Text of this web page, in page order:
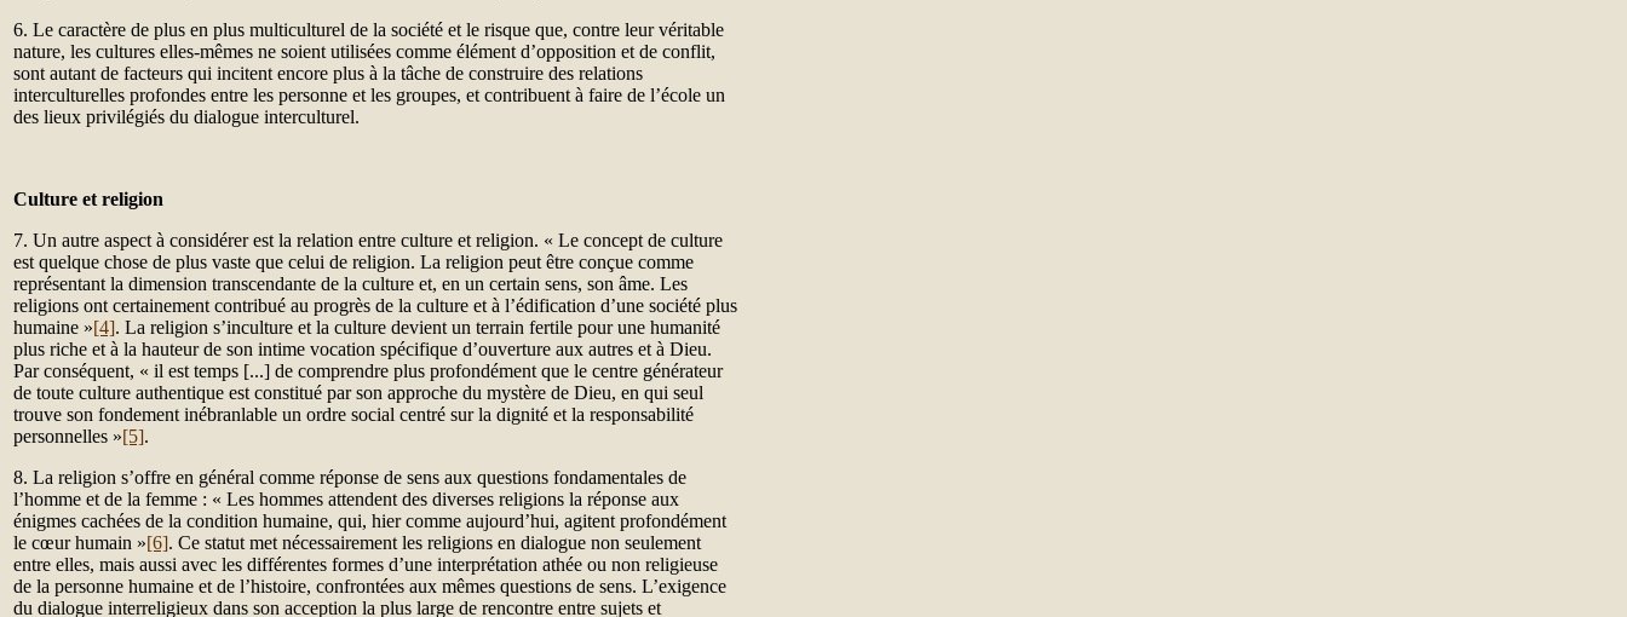
6. Le caractère de plus en plus multiculturel de la société et le risque que, contre leur véritable
nature, les cultures elles-mêmes ne soient utilisées comme élément d’opposition et de conflit,
sont autant de facteurs qui incitent encore plus à la tâche de construire des relations
interculturelles profondes entre les personne et les groupes, et contribuent à faire de l’école un
des lieux privilégiés du dialogue interculturel.
Culture et religion
7. Un autre aspect à considérer est la relation entre culture et religion. « Le concept de culture
est quelque chose de plus vaste que celui de religion. La religion peut être conçue comme
représentant la dimension transcendante de la culture et, en un certain sens, son âme. Les
religions ont certainement contribué au progrès de la culture et à l’édification d’une société plus
humaine »[4]. La religion s’inculture et la culture devient un terrain fertile pour une humanité
plus riche et à la hauteur de son intime vocation spécifique d’ouverture aux autres et à Dieu.
Par conséquent, « il est temps [...] de comprendre plus profondément que le centre générateur
de toute culture authentique est constitué par son approche du mystère de Dieu, en qui seul
trouve son fondement inébranlable un ordre social centré sur la dignité et la responsabilité
personnelles »[5].
8. La religion s’offre en général comme réponse de sens aux questions fondamentales de
l’homme et de la femme : « Les hommes attendent des diverses religions la réponse aux
énigmes cachées de la condition humaine, qui, hier comme aujourd’hui, agitent profondément
le cœur humain »[6]. Ce statut met nécessairement les religions en dialogue non seulement
entre elles, mais aussi avec les différentes formes d’une interprétation athée ou non religieuse
de la personne humaine et de l’histoire, confrontées aux mêmes questions de sens. L’exigence
du dialogue interreligieux dans son acception la plus large de rencontre entre sujets et